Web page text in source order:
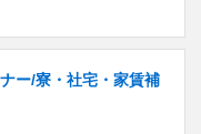
ー/寮・社宅・家賃補